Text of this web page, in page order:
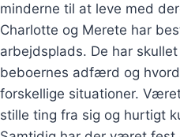
minderne til at leve med
Charlotte og Merete har
arbejdsplads. De har
beboernes adfærd og
forskellige situationer.
stille ting fra sig og hurtigt